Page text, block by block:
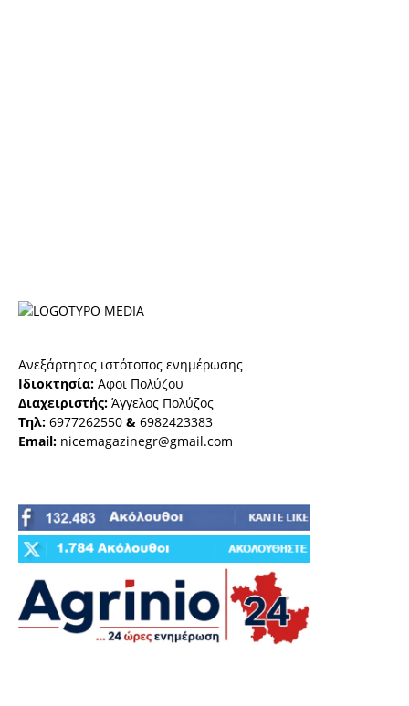
Ανεξάρτητος ιστότοπος ενημέρωσης
Ιδιοκτησία: Αφοι Πολύζου
Διαχειριστής: Άγγελος Πολύζος
Τηλ: 6977262550 & 6982423383
Email: nicemagazinegr@gmail.com